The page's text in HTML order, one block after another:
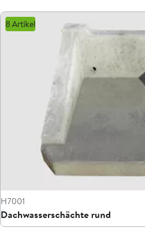
8 Artikel
H7001
Dachwasserschächte rund